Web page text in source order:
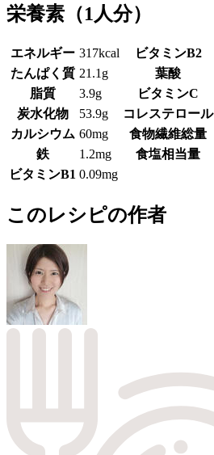
栄養素 （1人分）
エネルギー 317kcal ビタミンB2
たんぱく質 21.1g 葉酸
脂質
3.9g ビタミンC
炭水化物
53.9g コレステロール
カルシウム 60mg 食物繊維総量
鉄
1.2mg 食塩相当量
ビタミンB1 0.09mg
このレシピの作者